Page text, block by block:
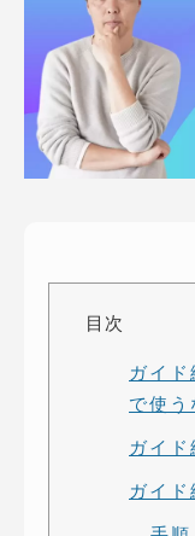
課題解決
制作実績
料金表
COMPANY
企業案内
会社概要
採用情報
PRODUCTS
ヒラメキペーパ
オミラボ
電話で
月〜金
目次
ガイ
で使う
ガイド
ガイ